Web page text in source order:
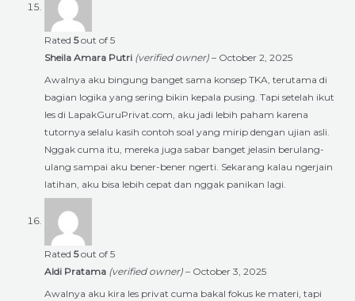
Rated 5out of 5
Sheila Amara Putri (verified owner) – October 2, 2025
Awalnya aku bingung banget sama konsep TKA, terutama di
bagian logika yang sering bikin kepala pusing. Tapi setelah ikut
les di LapakGuruPrivat.com, aku jadi lebih paham karena
tutornya selalu kasih contoh soal yang mirip dengan ujian asli.
Nggak cuma itu, mereka juga sabar banget jelasin berulang-
ulang sampai aku bener-bener ngerti. Sekarang kalau ngerjain
latihan, aku bisa lebih cepat dan nggak panikan lagi.
Rated 5out of 5
Aldi Pratama (verified owner) – October 3, 2025
Awalnya aku kira les privat cuma bakal fokus ke materi, tapi